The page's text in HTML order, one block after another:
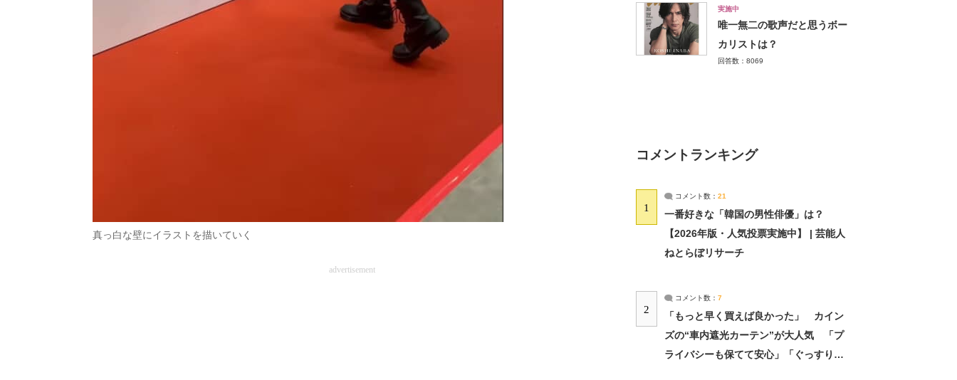
真っ白な壁にイラストを描いていく
advertisement
実施中
唯一無二の歌声だと思うボー
カリストは？
回答数：8069
コメントランキング
1
コメント数： 21
一番好きな「韓国の男性俳優」は？
【2026年版・人気投票実施中】 | 芸能人
ねとらぼリサーチ
2
コメント数： 7
「もっと早く買えば良かった」 カイン
ズの“車内遮光カーテン”が大人気 「プ
ライバシーも保てて安心」「ぐっすり眠